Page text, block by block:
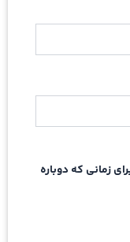
زمانی که دوباره